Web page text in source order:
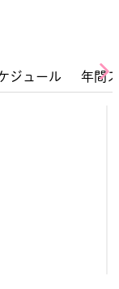
ジュール 年間